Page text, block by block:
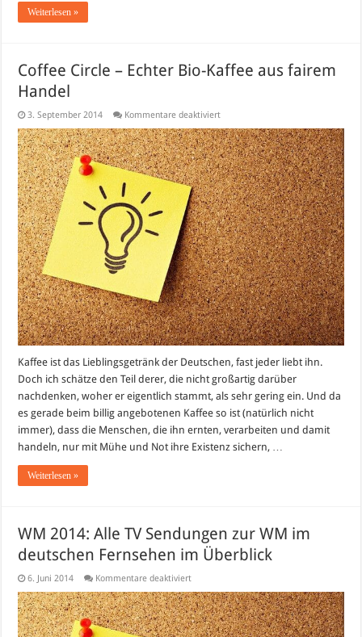
Weiterlesen »
Coffee Circle – Echter Bio-Kaffee aus fairem
Handel
3. September 2014 Kommentare deaktiviertfür
Circle
–
Echter
Bio-
Kaffee
aus
fairem
Handel
Kaffee ist das Lieblingsgetränk der Deutschen, fast jeder liebt ihn.
Doch ich schätze den Teil derer, die nicht großartig darüber
nachdenken, woher er eigentlich stammt, als sehr gering ein. Und da
es gerade beim billig angebotenen Kaffee so ist (natürlich nicht
immer), dass die Menschen, die ihn ernten, verarbeiten und damit
handeln, nur mit Mühe und Not ihre Existenz sichern, …
Weiterlesen »
WM 2014: Alle TV Sendungen zur WM im
deutschen Fernsehen im Überblick
6. Juni 2014 Kommentare deaktiviertfür
2014:
Alle
TV
Sendungen